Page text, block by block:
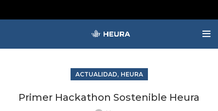
ACTUALIDAD, HEURA
Primer Hackathon Sostenible Heura